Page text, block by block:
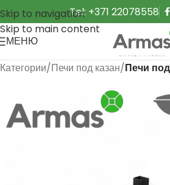
Skip to navigation
Skip to main content
Tel: +371 22078558
МЕНЮ
Категории Печи под казан Печи